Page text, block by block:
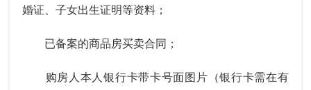
婚证、子女出生证明等资料；
已备案的商品房买卖合同；
购房人本人银行卡带卡号面图片（银行卡需在有